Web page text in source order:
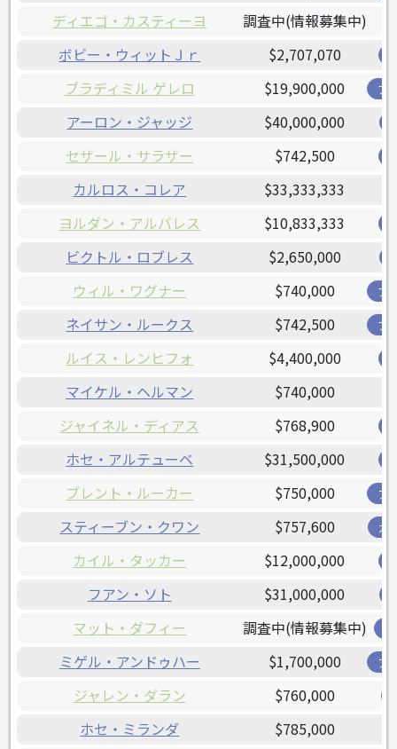
ディエゴ・カスティーヨ 調査中(情報募集中)
ボビー・ウィットＪｒ $2,707,070
ブラディミル ゲレロ $19,900,000 ブ
アーロン・ジャッジ $40,000,000
セザール・サラザー $742,500
カルロス・コレア $33,333,333
ヨルダン・アルバレス $10,833,333
ビクトル・ロブレス $2,650,000
ウィル・ワグナー $740,000 ブ
ネイサン・ルークス $742,500 ブ
ルイス・レンヒフォ $4,400,000
マイケル・ヘルマン $740,000
ジャイネル・ディアス $768,900
ホセ・アルテューベ $31,500,000
ブレント・ルーカー $750,000 ア
スティーブン・クワン $757,600 ガ
カイル・タッカー $12,000,000
フアン・ソト $31,000,000
マット・ダフィー 調査中(情報募集中)
ミゲル・アンドゥハー $1,700,000 ア
ジャレン・ダラン $760,000
ホセ・ミランダ $785,000